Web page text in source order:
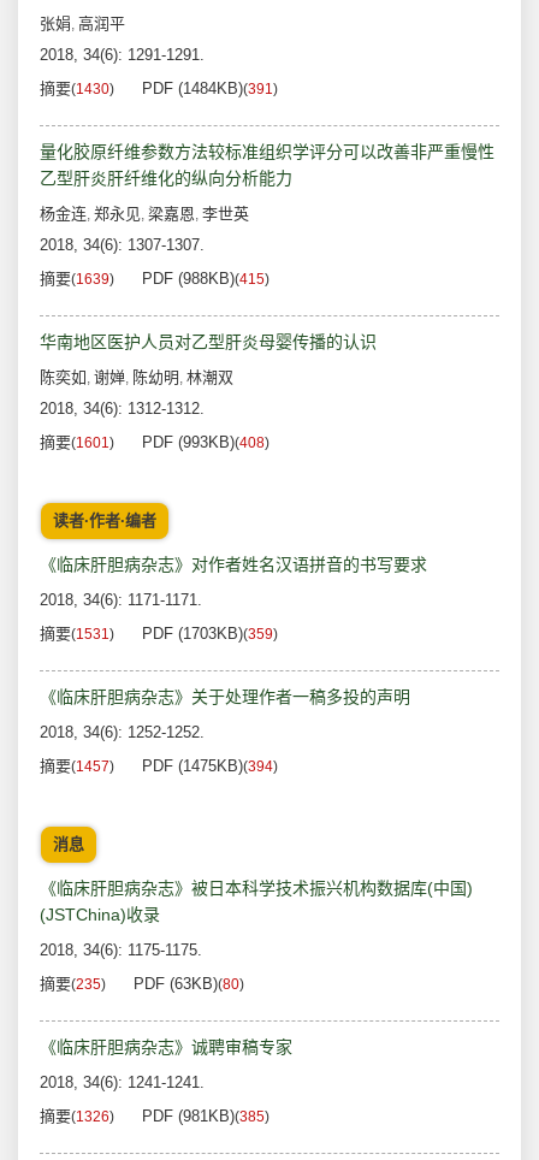
张娟, 高润平
2018, 34(6): 1291-1291.
摘要(1430) PDF (1484KB)(391)
量化胶原纤维参数方法较标准组织学评分可以改善非严重慢性
乙型肝炎肝纤维化的纵向分析能力
杨金连, 郑永见, 梁嘉恩, 李世英
2018, 34(6): 1307-1307.
摘要(1639) PDF (988KB)(415)
华南地区医护人员对乙型肝炎母婴传播的认识
陈奕如 , 谢婵, 陈幼明 , 林潮双
2018, 34(6): 1312-1312.
摘要(1601) PDF (993KB)(408)
读者·作者·编者
《临床肝胆病杂志》对作者姓名汉语拼音的书写要求
2018, 34(6): 1171-1171.
摘要(1531) PDF (1703KB)(359)
《临床肝胆病杂志》关于处理作者一稿多投的声明
2018, 34(6): 1252-1252.
摘要(1457) PDF (1475KB)(394)
消息
《临床肝胆病杂志》被日本科学技术振兴机构数据库(中国)
(JSTChina)收录
2018, 34(6): 1175-1175.
摘要(235) PDF (63KB)(80)
《临床肝胆病杂志》诚聘审稿专家
2018, 34(6): 1241-1241.
摘要(1326) PDF (981KB)(385)